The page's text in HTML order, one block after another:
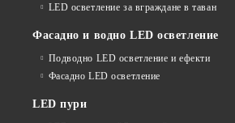
LED осветление за вграждане в таван
Фасадно и водно LED осветление
Подводно LED осветление и ефекти
Фасадно LED осветление
LED пури